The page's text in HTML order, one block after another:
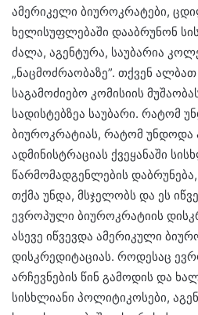
ამერიკელი ბიუროკრატები,
ხელისუფლებაში დააბრუნონ
ძალა, აგენტურა, საუბარია
„ნაცმოძრაობაზე”. თქვენ
საგამოძიებო კომისიის
სადისტებზეა საუბარი. რატომ
ბიუროკრატიას, რატომ უნდოდა
ადმინისტრაციას ქვეყანაში
წარმომადგენლების
თქმა უნდა, მსჯელობს და ეს
ევროპული ბიუროკრატიის
ასევე იწვევდა ამერიკული
დისკრედიტაციას. როდესაც
არჩევნების წინ გამოდის და
სისხლიანი პოლიტიკოსები,